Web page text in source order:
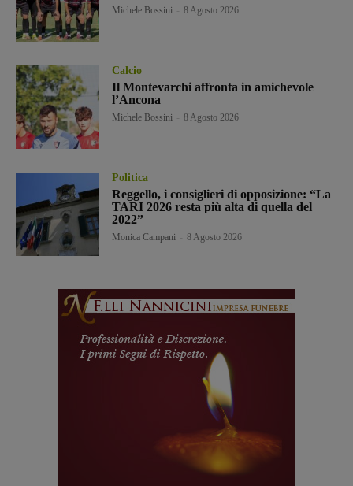
Michele Bossini 8 Agosto 2026
Calcio
Il Montevarchi affronta in amichevole
l’Ancona
Michele Bossini 8 Agosto 2026
Politica
Reggello, i consiglieri di opposizione: “La
TARI 2026 resta più alta di quella del
2022”
Monica Campani 8 Agosto 2026